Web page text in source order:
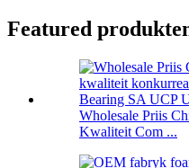
Featured
Wholesale Priis
Kwaliteit Com ...